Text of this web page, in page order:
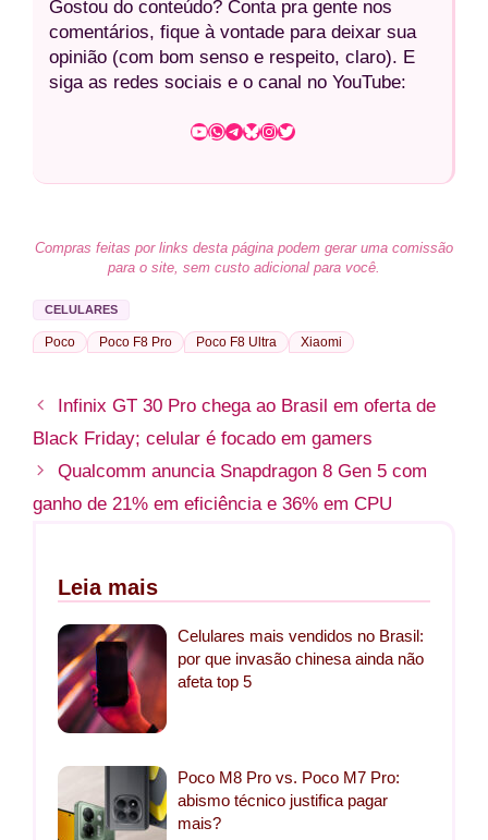
Gostou do conteúdo? Conta pra gente nos
comentários, fique à vontade para deixar sua
opinião (com bom senso e respeito, claro). E
siga as redes sociais e o canal no YouTube:
Youtube WhatsApp TelegramBluesky InstagramTwitter
Compras feitas por links desta página podem gerar uma comissão
para o site, sem custo adicional para você.
CELULARES
Poco Poco F8 Pro Poco F8 Ultra Xiaomi
Infinix GT 30 Pro chega ao Brasil em oferta de
Black Friday; celular é focado em gamers
Qualcomm anuncia Snapdragon 8 Gen 5 com
ganho de 21% em eficiência e 36% em CPU
Leia mais
Celulares mais vendidos no Brasil:
por que invasão chinesa ainda não
afeta top 5
Poco M8 Pro vs. Poco M7 Pro:
abismo técnico justifica pagar
mais?